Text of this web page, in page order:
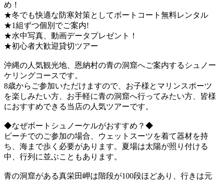
め！
★冬でも快適な防寒対策としてボートコート無料レンタル
★1組ずつ個別でご案内!
★水中写真、動画データプレゼント！
★初心者大歓迎貸切ツアー
沖縄の人気観光地、恩納村の青の洞窟へご案内するシュノー
ケリングコースです。
8歳からご参加いただけますので、お子様とマリンスポーツ
を楽しみたい方、お手軽に青の洞窟へ行ってみたい方、皆様
におすすめできる当店の人気ツアーです。
◆なぜボートシュノーケルがおすすめ？◆
ビーチでのご参加の場合、ウェットスーツを着て器材を持
ち、海まで歩く必要があります。夏場は太陽が照り付ける
中、行列に並ぶこともあります。
青の洞窟がある真栄田岬は階段が100段ほどあり、行きは元